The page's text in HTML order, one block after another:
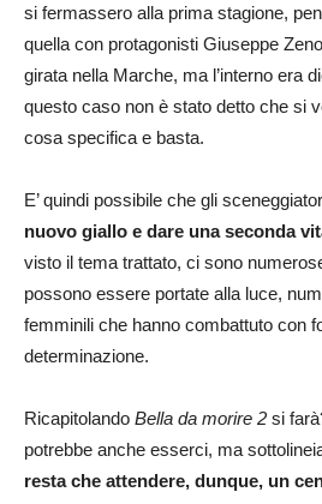
si fermassero alla prima stagione,
quella con protagonisti Giuseppe
girata nella Marche, ma l’interno era
questo caso non è stato detto che si
cosa specifica e basta.
E’ quindi possibile che gli
nuovo giallo e dare una seconda
visto il tema trattato, ci sono
possono essere portate alla luce,
femminili che hanno combattuto con
determinazione.
Ricapitolando Bella da morire 2 si
potrebbe anche esserci, ma
resta che attendere, dunque, un